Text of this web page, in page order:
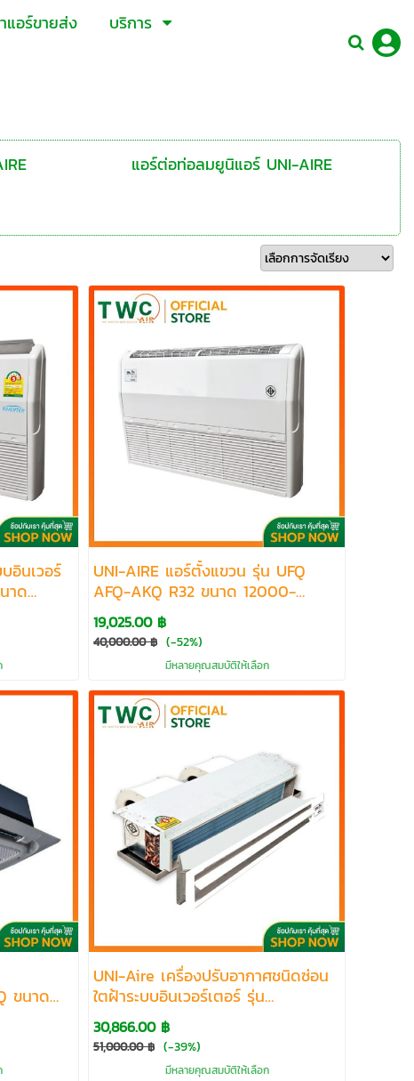
แอร์ขายส่ง
บริการ
แอร์ต่อท่อลมยูนิแอร์ UNI-AIRE
อินเวอร์
าด
UNI-AIRE แอร์ตั้งแขวน รุ่น UFQ
AFQ-AKQ R32 ขนาด 12000-
60000 BTU
19,025.00 ฿
40,000.00 ฿ (-52%)
มีหลายคุณสมบัติให้เลือก
ขนาด
UNI-Aire เครื่องปรับอากาศชนิดซ่อน
ใตฝ้าระบบอินเวอร์เตอร์ รุ่น
CFHID/AFI ขนาด 13182-40331 BTU
30,866.00 ฿
51,000.00 ฿ (-39%)
มีหลายคุณสมบัติให้เลือก